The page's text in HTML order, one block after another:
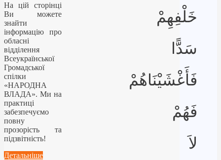
خَلْفِهِمْ
سَدًّا
فَأَغْشَيْنَاهُمْ
فَهُمْ
لاَ
На цій сторінці
Ви можете
знайти
інформацію про
обласні
відділення
Всеукраїнської
Громадської
спілки
«НАРОДНА
ВЛАДА». Ми на
практиці
забезпечуємо
повну
прозорість та
підзвітність!
Детальніше